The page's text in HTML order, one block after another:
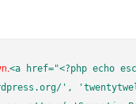
<a href="<?php echo
',